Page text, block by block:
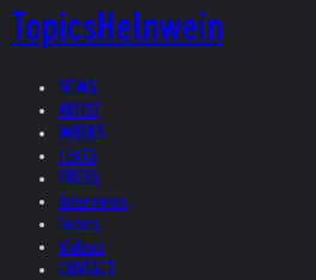
TopicsHelnwein
NEWS
ARTIST
WORKS
TEXTS
PRESS
Interviews
Topics
Videos
CONTACT